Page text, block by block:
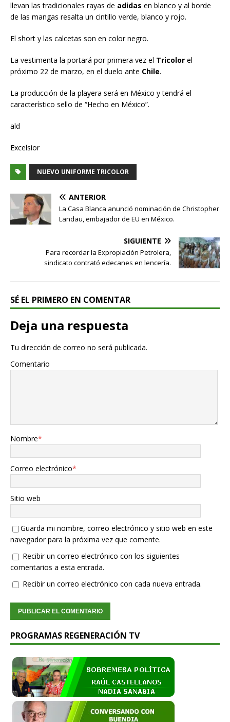
llevan las tradicionales rayas de adidas en blanco y al borde
de las mangas resalta un cintillo verde, blanco y rojo.
El short y las calcetas son en color negro.
La vestimenta la portará por primera vez el Tricolor el
próximo 22 de marzo, en el duelo ante Chile.
La producción de la playera será en México y tendrá el
característico sello de “Hecho en México”.
ald
Excelsior
NUEVO UNIFORME TRICOLOR
ANTERIOR
La Casa Blanca anunció nominación de Christopher
Landau, embajador de EU en México.
SIGUIENTE
Para recordar la Expropiación Petrolera,
sindicato contrató edecanes en lencería.
SÉ EL PRIMERO EN COMENTAR
Deja una respuesta
Tu dirección de correo no será publicada.
Comentario
Nombre*
Correo electrónico*
Sitio web
Guarda mi nombre, correo electrónico y sitio web en este
navegador para la próxima vez que comente.
Recibir un correo electrónico con los siguientes
comentarios a esta entrada.
Recibir un correo electrónico con cada nueva entrada.
PROGRAMAS REGENERACIÓN TV